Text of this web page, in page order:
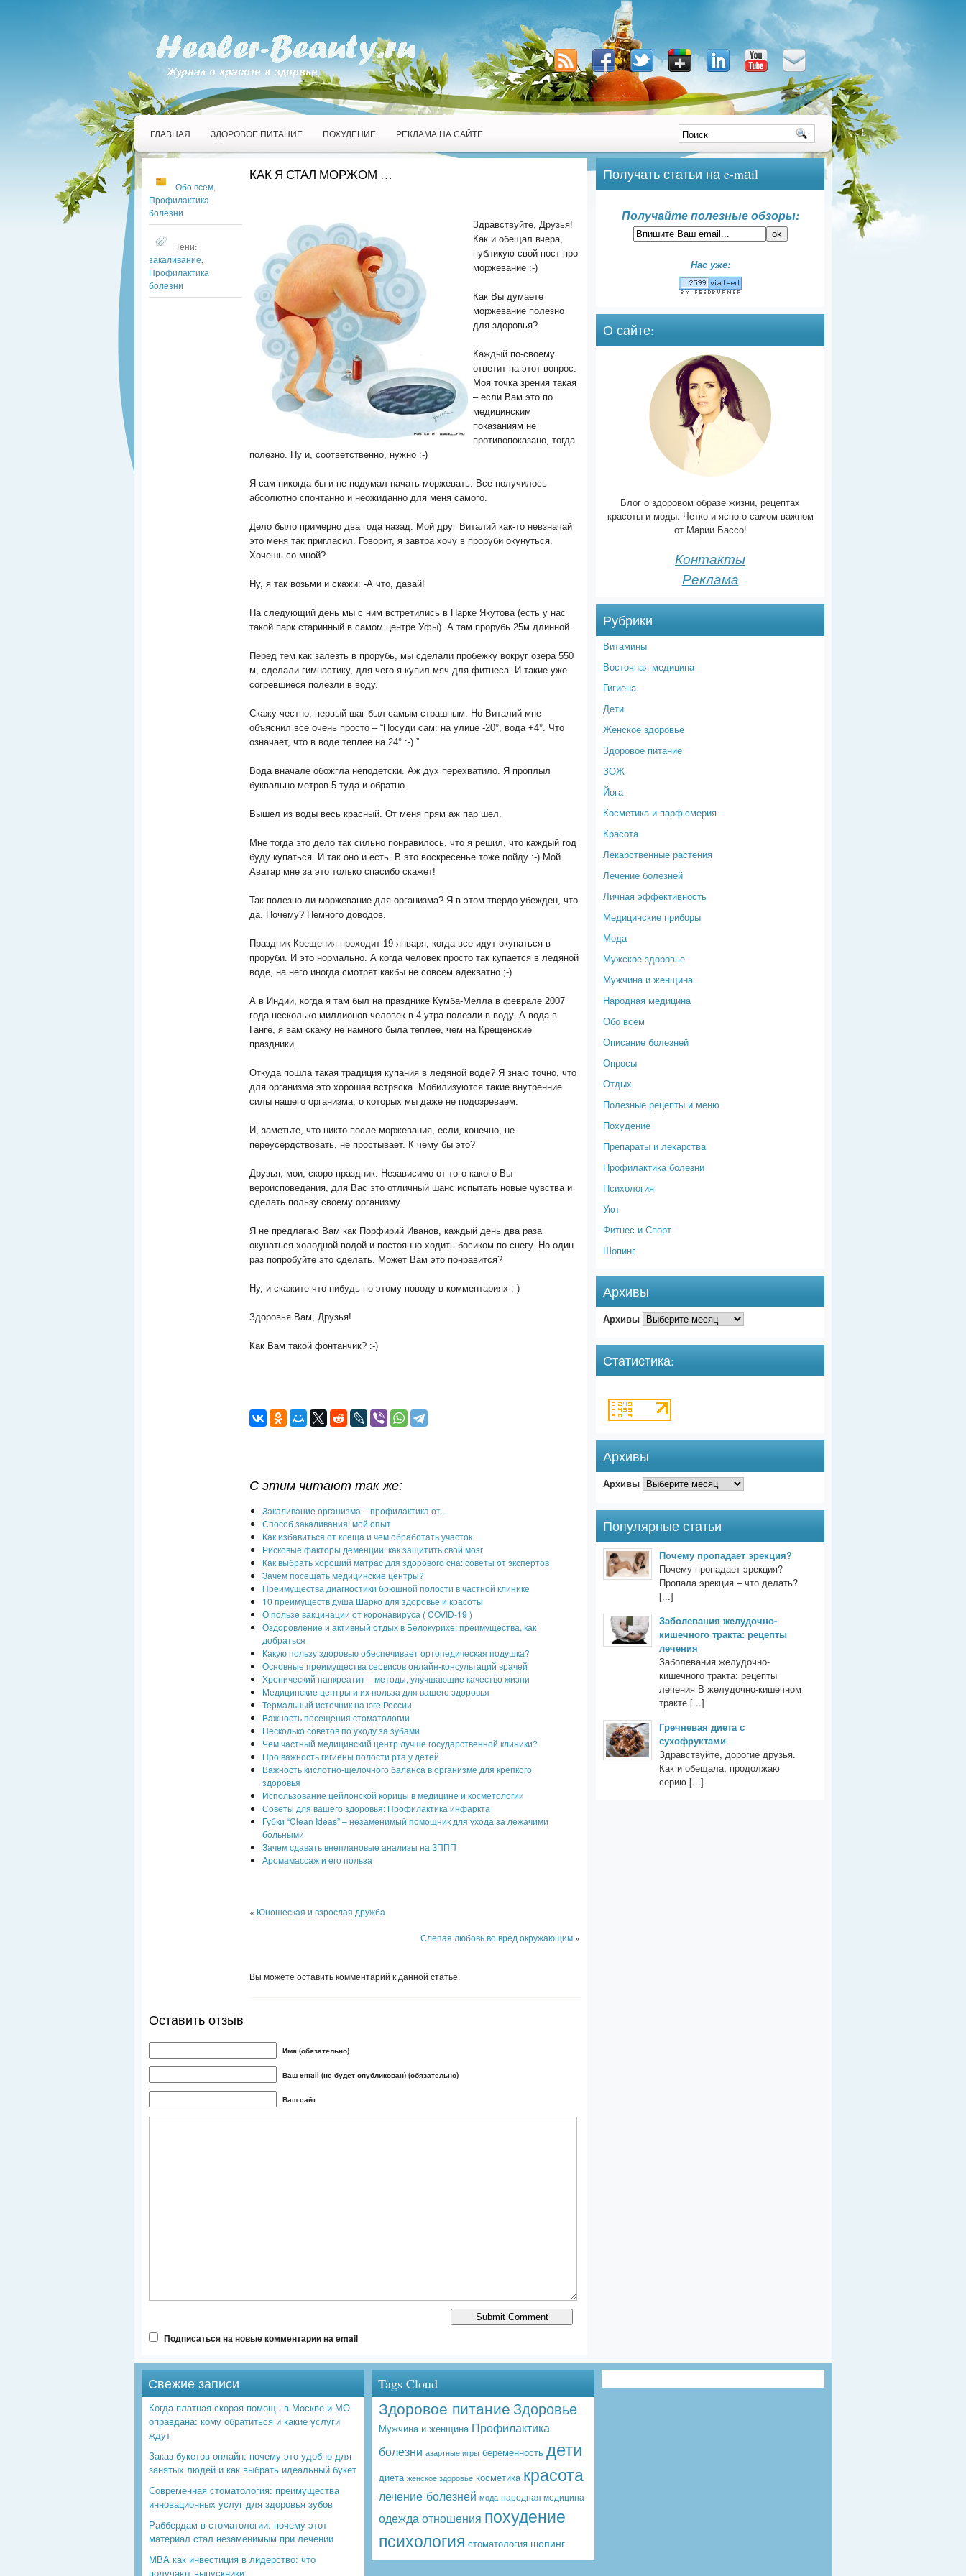
ГЛАВНАЯ ЗДОРОВОЕ ПИТАНИЕ ПОХУДЕНИЕ РЕКЛАМА НА САЙТЕ
Обо всем
Профилактика
болезни
Тени:
закаливание
Профилактика
болезни
КАК Я СТАЛ МОРЖОМ …
Здравствуйте, Друзья!
Как и обещал вчера,
публикую свой пост про
моржевание :-)
Как Вы думаете
моржевание полезно
для здоровья?
Каждый по-своему
ответит на этот вопрос.
Моя точка зрения такая
– если Вам это по
медицинским
показаниям не
противопоказано, тогда
полезно. Ну и, соответственно, нужно :-)
Я сам никогда бы и не подумал начать моржевать. Все получилось
абсолютно спонтанно и неожиданно для меня самого.
Дело было примерно два года назад. Мой друг Виталий как-то невзначай
это меня так пригласил. Говорит, я завтра хочу в проруби окунуться.
Хочешь со мной?
Ну, я так возьми и скажи: -А что, давай!
На следующий день мы с ним встретились в Парке Якутова (есть у нас
такой парк старинный в самом центре Уфы). А там прорубь 25м длинной.
Перед тем как залезть в прорубь, мы сделали пробежку вокруг озера 550
м, сделали гимнастику, для чего я купил мяч для фитнеса. И такие уже
согревшиеся полезли в воду.
Скажу честно, первый шаг был самым страшным. Но Виталий мне
объяснил все очень просто – “Посуди сам: на улице -20°, вода +4°. Что
означает, что в воде теплее на 24° :-) ”
Вода вначале обожгла неподетски. Аж дух перехватило. Я проплыл
буквально метров 5 туда и обратно.
Вышел из воды весь красный. От меня прям аж пар шел.
Мне тогда это дело так сильно понравилось, что я решил, что каждый год
буду купаться. И так оно и есть. В это воскресенье тоже пойду :-) Мой
Аватар мне за это только спасибо скажет!
Так полезно ли моржевание для организма? Я в этом твердо убежден, что
да. Почему? Немного доводов.
Праздник Крещения проходит 19 января, когда все идут окунаться в
проруби. И это нормально. А когда человек просто так купается в ледяной
воде, на него иногда смотрят какбы не совсем адекватно ;-)
А в Индии, когда я там был на празднике Кумба-Мелла в феврале 2007
года несколько миллионов человек в 4 утра полезли в воду. А вода в
Ганге, я вам скажу не намного была теплее, чем на Крещенские
праздники.
Откуда пошла такая традиция купания в ледяной воде? Я знаю точно, что
для организма это хорошая встряска. Мобилизуются такие внутренние
силы нашего организма, о которых мы даже не подозреваем.
И, заметьте, что никто после моржевания, если, конечно, не
переусердствовать, не простывает. К чему бы это?
Друзья, мои, скоро праздник. Независимо от того какого Вы
вероисповедания, для Вас это отличный шанс испытать новые чувства и
сделать пользу своему организму.
Я не предлагаю Вам как Порфирий Иванов, каждый день два раза
окунаться холодной водой и постоянно ходить босиком по снегу. Но один
раз попробуйте это сделать. Может Вам это понравится?
Ну, и скажите что-нибудь по этому поводу в комментариях :-)
Здоровья Вам, Друзья!
Как Вам такой фонтанчик? :-)
С этим читают так же:
Закаливание организма – профилактика от…
Способ закаливания: мой опыт
Как избавиться от клеща и чем обработать участок
Рисковые факторы деменции: как защитить свой мозг
Как выбрать хороший матрас для здорового сна: советы от экспертов
Зачем посещать медицинские центры?
Преимущества диагностики брюшной полости в частной клинике
10 преимуществ душа Шарко для здоровье и красоты
О пользе вакцинации от коронавируса ( COVID-19 )
Оздоровление и активный отдых в Белокурихе: преимущества, как
добраться
Какую пользу здоровью обеспечивает ортопедическая подушка?
Основные преимущества сервисов онлайн-консультаций врачей
Хронический панкреатит – методы, улучшающие качество жизни
Медицинские центры и их польза для вашего здоровья
Термальный источник на юге России
Важность посещения стоматологии
Несколько советов по уходу за зубами
Чем частный медицинский центр лучше государственной клиники?
Про важность гигиены полости рта у детей
Важность кислотно-щелочного баланса в организме для крепкого
здоровья
Использование цейлонской корицы в медицине и косметологии
Советы для вашего здоровья: Профилактика инфаркта
Губки “Clean Ideas” – незаменимый помощник для ухода за лежачими
больными
Зачем сдавать внеплановые анализы на ЗППП
Аромамассаж и его польза
« Юношеская и взрослая дружба
Слепая любовь во вред окружающим »
Вы можете оставить комментарий к данной статье.
Оставить отзыв
Имя (обязательно)
Ваш email (не будет опубликован) (обязательно)
Ваш сайт
Подписаться на новые комментарии на email
Получать статьи на e-mаil
Получайте полезные обзоры:
Нас уже:
О сайте:
Блог о здоровом образе жизни, рецептах
красоты и моды. Четко и ясно о самом важном
от Марии Бассо!
Контакты
Реклама
Рубрики
Витамины
Восточная медицина
Гигиена
Дети
Женское здоровье
Здоровое питание
ЗОЖ
Йога
Косметика и парфюмерия
Красота
Лекарственные растения
Лечение болезней
Личная эффективность
Медицинские приборы
Мода
Мужское здоровье
Мужчина и женщина
Народная медицина
Обо всем
Описание болезней
Опросы
Отдых
Полезные рецепты и меню
Похудение
Препараты и лекарства
Профилактика болезни
Психология
Уют
Фитнес и Спорт
Шопинг
Архивы
Архивы
Статистика:
Архивы
Архивы
Популярные статьи
Почему пропадает эрекция?
Почему пропадает эрекция?
Пропала эрекция – что делать?
[...]
Заболевания желудочно-
кишечного тракта: рецепты
лечения
Заболевания желудочно-
кишечного тракта: рецепты
лечения В желудочно-кишечном
тракте [...]
Гречневая диета с
сухофруктами
Здравствуйте, дорогие друзья.
Как и обещала, продолжаю
серию [...]
Свежие записи
Когда платная скорая помощь в Москве и МО
оправдана: кому обратиться и какие услуги
ждут
Заказ букетов онлайн: почему это удобно для
занятых людей и как выбрать идеальный букет
Современная стоматология: преимущества
инновационных услуг для здоровья зубов
Раббердам в стоматологии: почему этот
материал стал незаменимым при лечении
MBA как инвестиция в лидерство: что
получают выпускники
Tags Cloud
Здоровое питание Здоровье
Мужчина и женщина Профилактика
болезни азартные игры беременность дети
диета женское здоровье косметика красота
лечение болезней мода народная медицина
одежда отношения похудение
психология стоматология шопинг